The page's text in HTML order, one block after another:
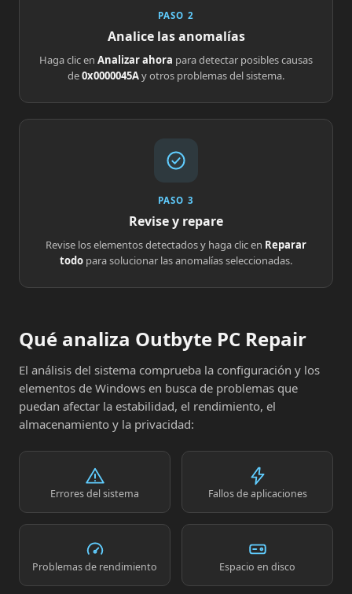
PASO 2
Analice las anomalías
Haga clic en Analizar ahora para detectar posibles causas
de0x0000045Ay otros problemas del sistema.
PASO 3
Revise y repare
Revise los elementos detectados y haga clic en Reparar
todo para solucionar las anomalías seleccionadas.
Qué analiza Outbyte PC Repair
El análisis del sistema comprueba la configuración y los
elementos de Windows en busca de problemas que
puedan afectar la estabilidad, el rendimiento, el
almacenamiento y la privacidad:
Errores del sistema Fallos de aplicaciones
Problemas de rendimiento Espacio en disco